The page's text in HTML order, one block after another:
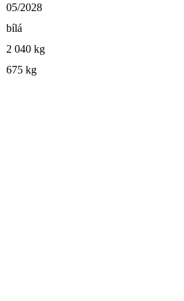
05/2028
bílá
2 040 kg
675 kg